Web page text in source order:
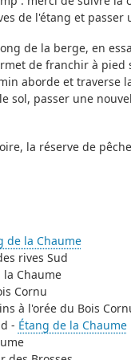
de l'étang et passer
de la berge, en
de franchir à pied
aborde et traverse
sol, passer une
la réserve de
de la Chaume
rives Sud
Chaume
Cornu
à l'orée du Bois
- Étang de la Chaume